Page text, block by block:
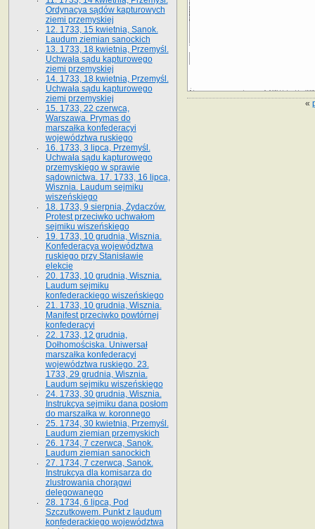
«
Ordynacya sądów kapturowych
ziemi przemyskiej
12. 1733, 15 kwietnia, Sanok.
Laudum ziemian sanockich
13. 1733, 18 kwietnia, Przemyśl.
Uchwała sądu kapturowego
ziemi przemyskiej
14. 1733, 18 kwietnia, Przemyśl.
Uchwała sądu kapturowego
ziemi przemyskiej
15. 1733, 22 czerwca,
Warszawa. Prymas do
marszałka konfederacyi
województwa ruskiego
16. 1733, 3 lipca, Przemyśl.
Uchwała sądu kapturowego
przemyskiego w sprawie
sądownictwa. 17. 1733, 16 lipca,
Wisznia. Laudum sejmiku
wiszeńskiego
18. 1733, 9 sierpnia, Żydaczów.
Protest przeciwko uchwałom
sejmiku wiszeńskiego
19. 1733, 10 grudnia, Wisznia.
Konfederacya województwa
ruskiego przy Stanisławie
elekcie
20. 1733, 10 grudnia, Wisznia.
Laudum sejmiku
konfederackiego wiszeńskiego
21. 1733, 10 grudnia, Wisznia.
Manifest przeciwko powtórnej
konfederacyi
22. 1733, 12 grudnia,
Dołhomościska. Uniwersał
marszałka konfederacyi
województwa ruskiego. 23.
1733, 29 grudnia, Wisznia.
Laudum sejmiku wiszeńskiego
24. 1733, 30 grudnia, Wisznia.
Instrukcya sejmiku dana posłom
do marszałka w. koronnego
25. 1734, 30 kwietnia, Przemyśl.
Laudum ziemian przemyskich
26. 1734, 7 czerwca, Sanok.
Laudum ziemian sanockich
27. 1734, 7 czerwca, Sanok.
Instrukcya dla komisarza do
zlustrowania chorągwi
delegowanego
28. 1734, 6 lipca, Pod
Szczutkowem. Punkt z laudum
konfederackiego województwa